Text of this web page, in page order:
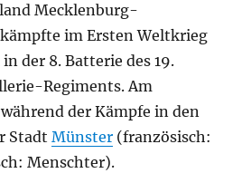
Mecklenburg-
im Ersten Weltkrieg
der 8. Batterie des 19.
Regiments. Am
der Kämpfe in den
StadtMünster (französisch:
Menschter).